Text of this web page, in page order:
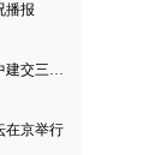
播报
巴巴多斯庆祝五十周年独立日暨巴中建交三十九年招待会北京举行
在京举行